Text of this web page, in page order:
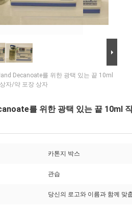
Decanoate를 위한 광택 있는 끝 10ml
자/약 포장 상자
를 위한 광택 있는 끝 10ml
카톤지 박스
관습
당신의 로고와 이름과 함께 맞